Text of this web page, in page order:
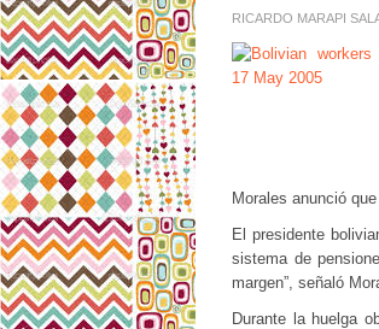
RICARDO MARAPI
Morales anunció
El presidente
sistema de
margen”, señaló
Durante la huelga